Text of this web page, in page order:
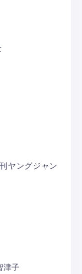
ヤングジャン
津子